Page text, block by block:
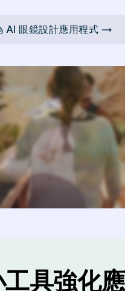
AI 眼鏡設計應用程式 →
具強化